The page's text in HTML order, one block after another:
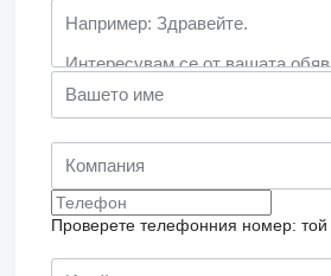
Проверете телефонния номер: